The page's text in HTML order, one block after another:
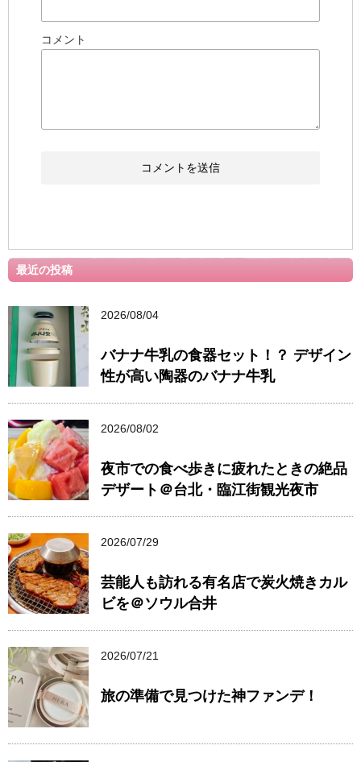
コメント
最近の投稿
2026/08/04
バナナ牛乳の食器セット！？ デザイン
性が高い陶器のバナナ牛乳
2026/08/02
夜市での食べ歩きに疲れたときの絶品
デザート＠台北・臨江街観光夜市
2026/07/29
芸能人も訪れる有名店で炭火焼きカル
ビを＠ソウル合井
2026/07/21
旅の準備で見つけた神ファンデ！